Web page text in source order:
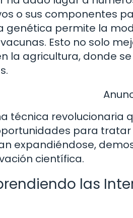
o sus componentes
genética permite la
Esto no solo
la agricultura, donde
técnica
para
expandiéndose,
científica.
las